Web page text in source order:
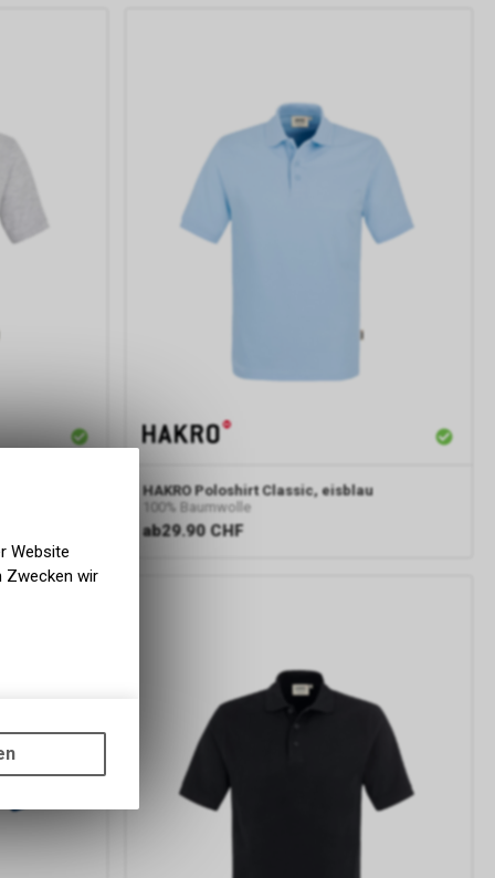
HAKRO Poloshirt Classic, eisblau
100% Baumwolle
ab29.90 CHF
Website
Zwecken wir
wie die
die